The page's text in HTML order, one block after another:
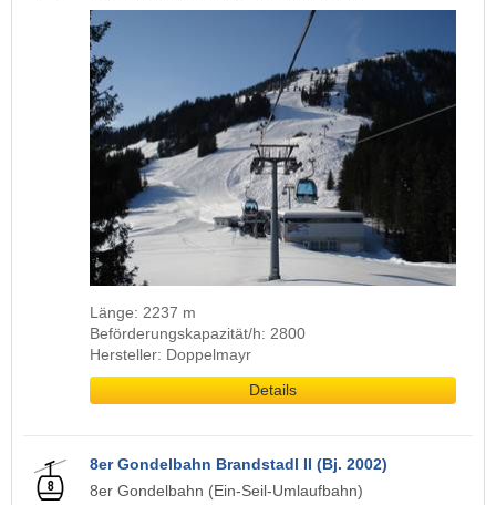
Länge: 2237 m
Beförderungskapazität/h: 2800
Hersteller: Doppelmayr
Details
8er Gondelbahn Brandstadl II (Bj. 2002)
8er Gondelbahn (Ein-Seil-Umlaufbahn)